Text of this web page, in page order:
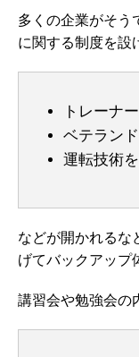
多くの企業がそう
に関する制度を設
トレーナ
ベテラン
運転技術
などが開かれるな
げてバックアップ
講習会や勉強会の